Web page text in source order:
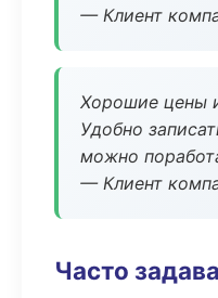
— Клиент
Хорошие цены
Удобно
можно
— Клиент
Часто